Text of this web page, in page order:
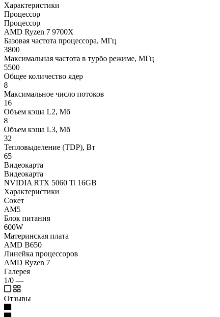
Характеристики
Процессор
Процессор
AMD Ryzen 7 9700X
Базовая частота процессора, МГц
3800
Максимальная частота в турбо режиме, МГц
5500
Общее количество ядер
8
Максимальное число потоков
16
Объем кэша L2, Мб
8
Объем кэша L3, Мб
32
Тепловыделение (TDP), Вт
65
Видеокарта
Видеокарта
NVIDIA RTX 5060 Ti 16GB
Характеристики
Сокет
AM5
Блок питания
600W
Материнская плата
AMD B650
Линейка процессоров
AMD Ryzen 7
Галерея
1/0 —
Отзывы